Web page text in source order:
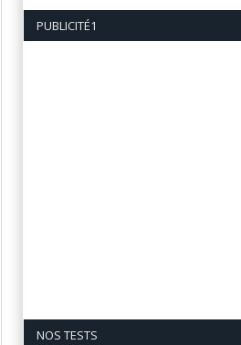
PUBLICITÉ1
NOS TESTS